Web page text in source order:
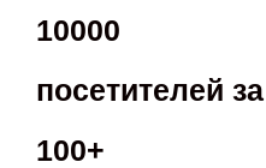
10000
посетителей
100+